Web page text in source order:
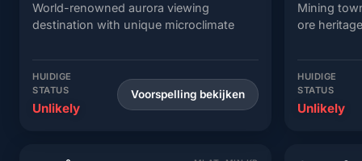
World-renowned aurora viewing
destination with unique microclimate
HUIDIGE
STATUS
Unlikely
Voorspelling bekijken
Mining
ore
HUIDIGE
STATUS
Unlikely